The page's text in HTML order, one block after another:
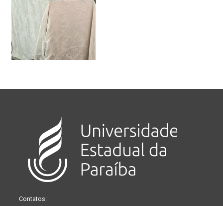
Contatos: